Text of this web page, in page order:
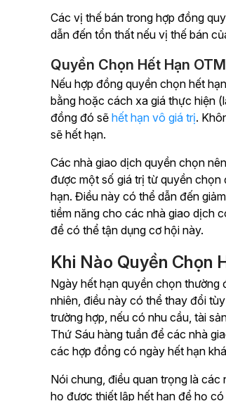
Các vị thế bán trong hợp đồng
dẫn đến tổn thất nếu vị thế bán
Quyền Chọn Hết Hạn OTM
Nếu hợp đồng quyền chọn hết
bằng hoặc cách xa giá thực hiện
đồng đó sẽ hết hạn vô giá trị.
sẽ hết hạn.
Các nhà giao dịch quyền chọn
được một số giá trị từ quyền chọn
hạn. Điều này có thể dẫn đến
tiềm năng cho các nhà giao dịch
để có thể tận dụng cơ hội này.
Khi Nào Quyền Chọn
Ngày hết hạn quyền chọn
nhiên, điều này có thể thay đổi
trường hợp, nếu có nhu cầu, tài
Thứ Sáu hàng tuần để các nhà
các hợp đồng có ngày hết hạn
Nói chung, điều quan trọng là
họ được thiết lập hết hạn để họ